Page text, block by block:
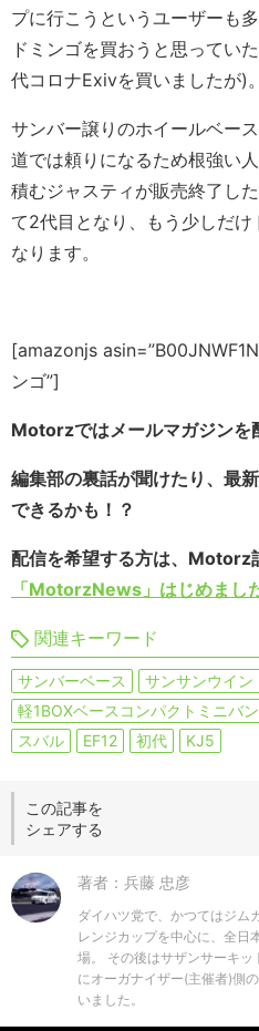
プに行こうというユーザーも
ドミンゴを買おうと思ってい
代コロナExivを買いましたが)。
サンバー譲りのホイールベー
道では頼りになるため根強い
積むジャスティが販売終了し
て2代目となり、もう少しだ
なります。
[amazonjs
ンゴ”]
Motorzではメールマガジンを
編集部の裏話が聞けたり、最
できるかも！？
配信を希望する方は、Motorz
「MotorzNews」はじめました
関連キーワード
サンバーベース サンサンウイン
軽1BOXベースコンパクトミニバン
スバル
EF12 初代 KJ5
この記事を
シェアする
著者：兵藤 忠彦
ダイハツ党で、かつてはジム
レンジカップを中心に、全日
場。 その後はサザンサーキ
にオーガナイザー(主催者)側
いました。